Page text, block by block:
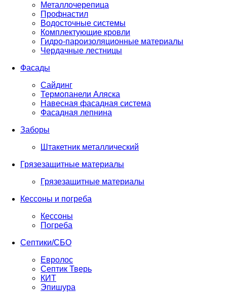
Металлочерепица
Профнастил
Водосточные системы
Комплектующие кровли
Гидро-пароизоляционные материалы
Чердачные лестницы
Фасады
Сайдинг
Термопанели Аляска
Навесная фасадная система
Фасадная лепнина
Заборы
Штакетник металлический
Грязезащитные материалы
Грязезащитные материалы
Кессоны и погреба
Кессоны
Погреба
Септики/СБО
Евролос
Септик Тверь
КИТ
Эпишура